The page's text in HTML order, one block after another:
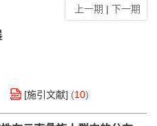
上一期 | 下一期
[施引文献] (10)